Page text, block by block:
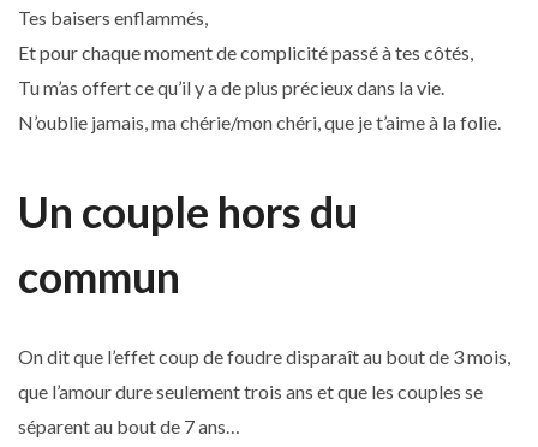
Tes baisers enflammés,
Et pour chaque moment de complicité passé à tes côtés,
Tu m’as offert ce qu’il y a de plus précieux dans la vie.
N’oublie jamais, ma chérie/mon chéri, que je t’aime à la folie.
Un couple hors du
commun
On dit que l’effet coup de foudre disparaît au bout de 3 mois,
que l’amour dure seulement trois ans et que les couples se
séparent au bout de 7 ans…